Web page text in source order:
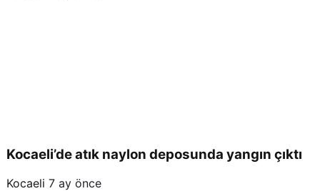
Kocaeli’de atık naylon deposunda yangın çıktı
Kocaeli 7 ay önce